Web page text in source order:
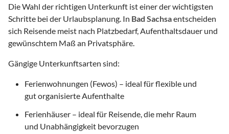
Die Wahl der richtigen Unterkunft ist einer der wichtigsten
Schritte bei der Urlaubsplanung. In Bad Sachsaentscheiden
sich Reisende meist nach Platzbedarf, Aufenthaltsdauer und
gewünschtem Maß an Privatsphäre.
Gängige Unterkunftsarten sind:
Ferienwohnungen (Fewos) – ideal für flexible und
gut organisierte Aufenthalte
Ferienhäuser – ideal für Reisende, die mehr Raum
und Unabhängigkeit bevorzugen